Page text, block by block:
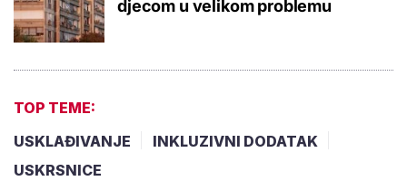
djecom u velikom problemu
TOP TEME:
USKLAĐIVANJE
INKLUZIVNI DODATAK
USKRSNICE